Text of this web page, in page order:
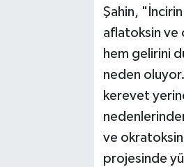
Şahin,
aflatoksin ve
hem gelirini
neden
kerevet
ve okratoksin
projesinde